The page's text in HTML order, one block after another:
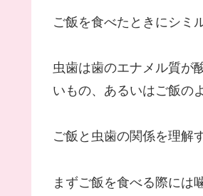
ご飯を食べたときにシミ
虫歯は歯のエナメル質が
いもの、あるいはご飯の
ご飯と虫歯の関係を理解
まずご飯を食べる際には